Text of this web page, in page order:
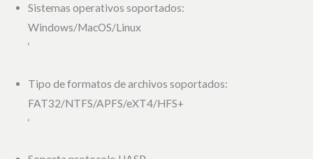
Sistemas operativos soportados:
Windows/MacOS/Linux
‘
Tipo de formatos de archivos soportados:
FAT32/NTFS/APFS/eXT4/HFS+
‘